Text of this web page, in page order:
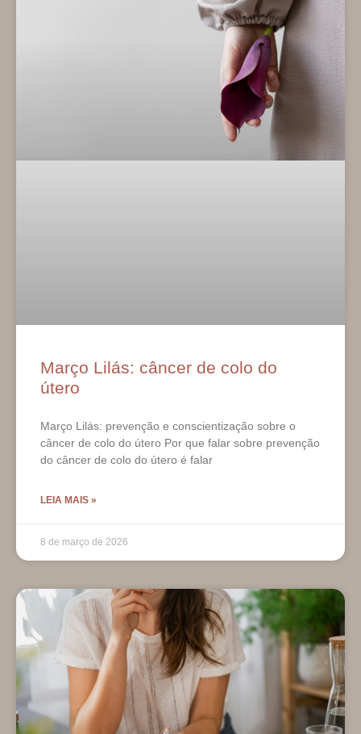
Março Lilás: câncer de colo do
útero
Março Lilás: prevenção e conscientização sobre o
câncer de colo do útero Por que falar sobre prevenção
do câncer de colo do útero é falar
LEIA MAIS »
8 de março de 2026